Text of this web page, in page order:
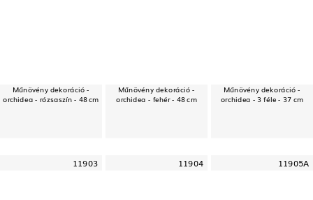
Műnövény dekoráció -
orchidea - rózsaszín - 48 cm
Műnövény dekoráció -
orchidea - fehér - 48 cm
Műnövény dekoráció -
orchidea - 3 féle - 37 cm
11903 11904 11905A